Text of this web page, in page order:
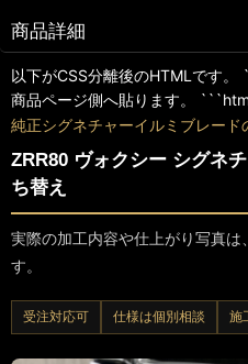
商品詳細
以下がCSS分離後のHTMLです。 `
商品ページ側へ貼ります。
純正シグネチャーイルミブレード
ZRR80 ヴォクシー シグネ
ち替え
実際の加工内容や仕上がり写真は
す。
受注対応可 仕様は個別相談 施